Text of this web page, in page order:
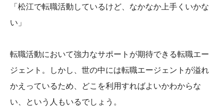
「松江で転職活動しているけど、なかなか上手くいかな
い」
転職活動において強力なサポートが期待できる転職エー
ジェント。しかし、世の中には転職エージェントが溢れ
かえっているため、どこを利用すればよいかわからな
い、という人もいるでしょう。